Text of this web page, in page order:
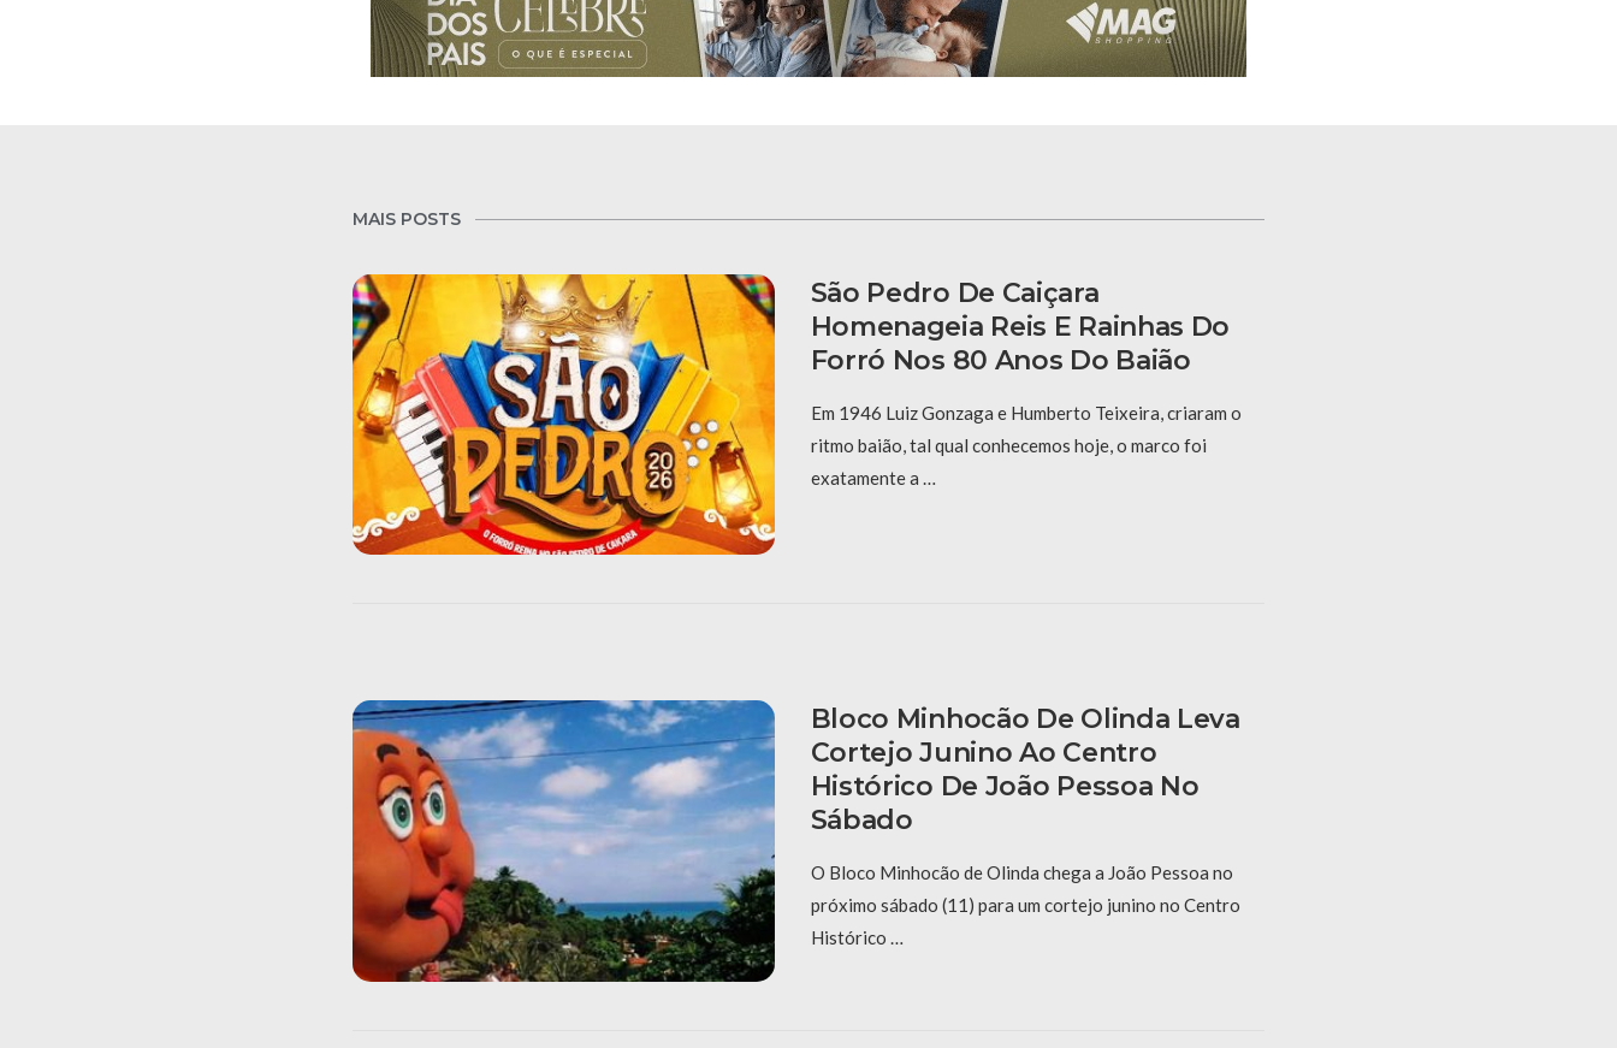
MAIS POSTS
São Pedro De Caiçara
Homenageia Reis E Rainhas Do
Forró Nos 80 Anos Do Baião
Em 1946 Luiz Gonzaga e Humberto Teixeira, criaram o
ritmo baião, tal qual conhecemos hoje, o marco foi
exatamente a …
Bloco Minhocão De Olinda Leva
Cortejo Junino Ao Centro
Histórico De João Pessoa No
Sábado
O Bloco Minhocão de Olinda chega a João Pessoa no
próximo sábado (11) para um cortejo junino no Centro
Histórico …